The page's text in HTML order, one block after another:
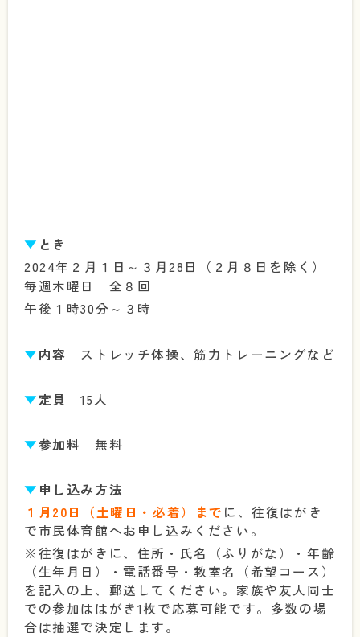
▼ とき
2024年２月１日～３月28日（２月８日を除く）
毎週木曜日 全８回
午後１時30分～３時
▼内容 ストレッチ体操、筋力トレーニングなど
▼定員 15人
▼参加料 無料
▼ 申し込み方法
１月20日（土曜日・必着）まで に、往復はがき
で市民体育館へお申し込みください。
※往復はがきに、住所・氏名（ふりがな）・年齢
（生年月日）・電話番号・教室名（希望コース）
を記入の上、郵送してください。家族や友人同士
での参加ははがき1枚で応募可能です。多数の場
合は抽選で決定します。